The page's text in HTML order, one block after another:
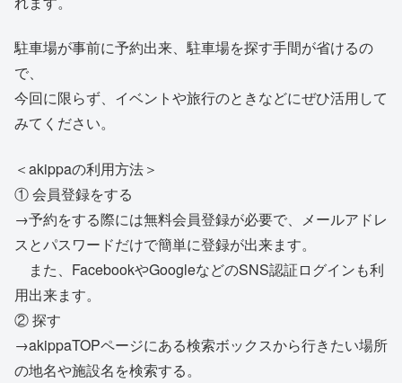
駐車場が事前に予約出来、駐車場を探す手間が省けるの
で、
今回に限らず、イベントや旅行のときなどにぜひ活用して
みてください。
＜akippaの利用方法＞
① 会員登録をする
→予約をする際には無料会員登録が必要で、メールアドレ
スとパスワードだけで簡単に登録が出来ます。
また、FacebookやGoogleなどのSNS認証ログインも利
用出来ます。
② 探す
→akippaTOPページにある検索ボックスから行きたい場所
の地名や施設名を検索する。